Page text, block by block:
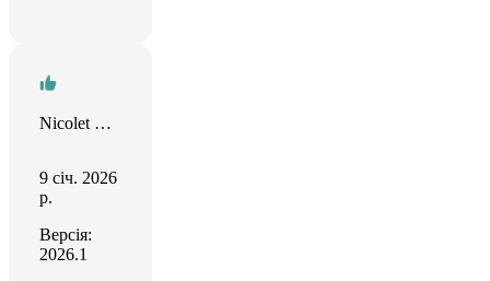
Nicolet Groen
9 січ. 2026
р.
Версія:
2026.1